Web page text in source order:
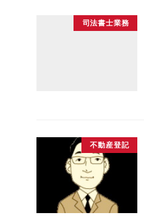
司法書士業務
不動産登記